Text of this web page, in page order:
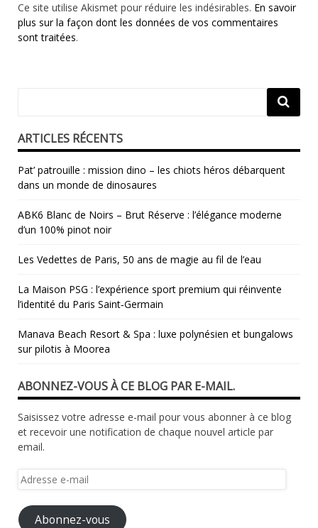
Ce site utilise Akismet pour réduire les indésirables. En savoir
plus sur la façon dont les données de vos commentaires
sont traitées.
ARTICLES RÉCENTS
Pat’ patrouille : mission dino – les chiots héros débarquent
dans un monde de dinosaures
ABK6 Blanc de Noirs – Brut Réserve : l’élégance moderne
d’un 100% pinot noir
Les Vedettes de Paris, 50 ans de magie au fil de l’eau
La Maison PSG : l’expérience sport premium qui réinvente
l’identité du Paris Saint‑Germain
Manava Beach Resort & Spa : luxe polynésien et bungalows
sur pilotis à Moorea
ABONNEZ-VOUS À CE BLOG PAR E-MAIL.
Saisissez votre adresse e-mail pour vous abonner à ce blog
et recevoir une notification de chaque nouvel article par
email.
Adresse
mail
Abonnez-vous